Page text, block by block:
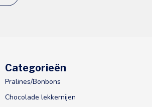
Categorieën
Pralines/Bonbons
Chocolade lekkernijen